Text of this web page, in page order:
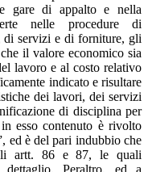
gare di appalto e nella
nelle procedure di
servizi e di forniture, gli
il valore economico sia
lavoro e al costo relativo
indicato e risultare
dei lavori, dei servizi
di disciplina per
esso contenuto è rivolto
ed è del pari indubbio che
artt. 86 e 87, le quali
dettaglio. Peraltro, ed a